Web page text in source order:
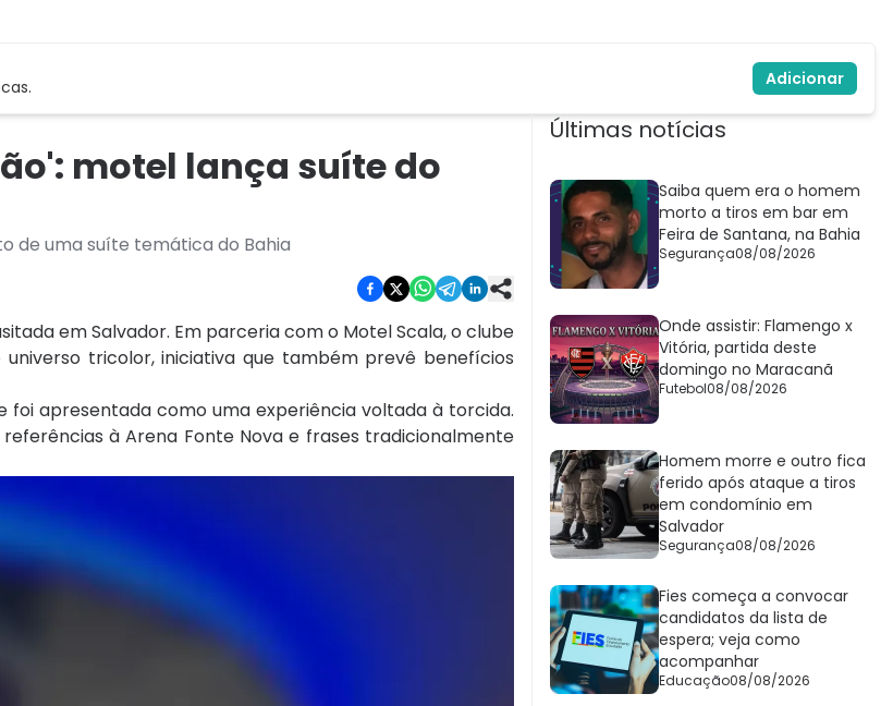
Adicionar
motel lança suíte do
de uma suíte temática do Bahia
em Salvador. Em parceria com o Motel Scala, o clube
tricolor, iniciativa que também prevê benefícios
foi apresentada como uma experiência voltada à torcida.
referências àArena Fonte Nova e frases tradicionalmente
Últimas notícias
Saiba quem era o homem
morto a tiros em bar em
Feira de Santana, na Bahia
Segurança08/08/2026
Onde assistir: Flamengo x
Vitória, partida deste
domingo no Maracanã
Futebol08/08/2026
Homem morre e outro fica
ferido após ataque a tiros
em condomínio em
Salvador
Segurança08/08/2026
Fies começa a convocar
candidatos da lista de
espera; veja como
acompanhar
Educação08/08/2026